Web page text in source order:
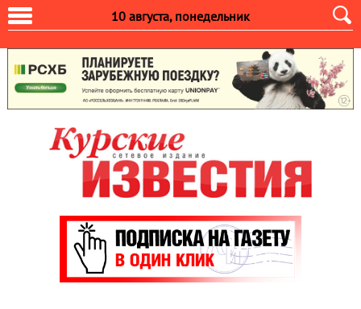
10 августа, понедельник